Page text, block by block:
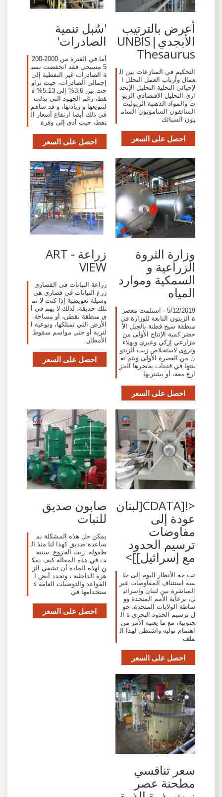
أعرض بالترتيب
الأبجدي|UNBIS
Thesaurus
التحكيم في المنازعات بين ال
عمال وأرباب العمل التحلل ا
لإحيائي التحلية التحليل الإنحد
اري التحليل الاقتصادي الزيو
ت والمواد الدهنية الزيوليت
السائقون السامويون السام
يون السبائك
احصل على السعر
'سُبل تنمية
الصادرات'
أما في الفترة من 2000-200
5 مسيحي فقد انخفضت نسب
ة الصادرات غير النفطية إلى
إجمالي الصادرات، حيث تراو
حت بين 3.6% إلى 5.13% ف
قط، رغم الجهود التي بذلت
لتنويعها و زيادتها، و قد ساهم
في ذلك أيضا ارتفاع أسعار ال
نفط، حيث أدى إلى وفرة
احصل على السعر
وزارة الثروة
الزراعية و
السمكية وموارد
المياه
5/12/2019 · استلمت معصر
ة الزيتون التابعة للوزارة في
منطقة سيح قطنة بالجبل الأ
خضر كمية الإنتاج الأولى من
مزارعي إزكي وعبري وبهلاء
ونزوى لاستخلاص زيت الزيتو
ن من العصرة الأولى ويتم تع
بئتها في قنينات يحضرها المز
ارع معه، أو يشتريها
احصل على السعر
زراعة - ART
VIEW
زراعة النباتات فى القصارى
زرع النباتات في قصارى هي
وسيلة تعويضية إذا كنت لا تم
تلك حديقة، لذلك لا يهم في أ
ي منطقة تقطن، أو مساحة
الأرض التي تمتلكها، ونوعية ا
لتربة أو حتى مواسم سقوط
الأمطار.
احصل على السعر
<![CDATA[لبنان
عودة إلى
مفاوضات
ترسيم الحدود
مع إسرائيل]]>
تت جه الأنظار اليوم إلى جل
سة استئناف المفاوضات غير
المباشرة بين لبنان وإسرائي
ل، برعاية الأمم المتحدة وو
ساطة الولايات المتحدة، حو
ل ترسيم الحدود البحري ة ال
جنوبية، مع ما يعنيه الأمر من
اهتمام توليه واشنطن لهذا ال
ملف
احصل على السعر
صابون صديق
للنبات
يمكن حل هذه المشكلة بم
ساعدة صديق كهذا لنا منذ ال
طفولة. زيت الخروع. سنبح
ث في هذه المقالة كيف يمك
ن لهذه المادة أن تشفي الز
هرة الداخلية ، ونحدد أيض ا
القواعد والتوصيات العامة لا
ستخدامها في
احصل على السعر
سعر تنافسي
مطحنة عصر